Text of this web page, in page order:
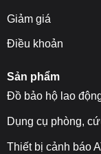
Giảm giá
Điều khoản
Sản phẩm
Đồ bảo hộ lao
Dụng cụ phòng,
Thiết bị cảnh báo